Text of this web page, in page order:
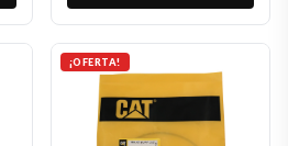
¡OFERTA!